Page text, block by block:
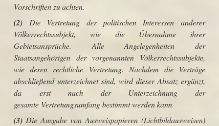
Vorschriften zu achten.
(2) Die Vertretung der politischen Interessen anderer
Völkerrechtssubjekt, wie die Übernahme ihrer
Gebietsansprüche. Alle Angelegenheiten der
Staatsangehörigen der vorgenannten Völkerrechtssubjekte,
wie deren rechtliche Vertretung. Nachdem die Verträge
abschließend unterzeichnet sind, wird dieser Absatz ergänzt,
da erst nach der Unterzeichnung der
gesamte Vertretungsumfang bestimmt werden kann.
(3) Die Ausgabe von Ausweispapieren (Lichtbildausweisen)